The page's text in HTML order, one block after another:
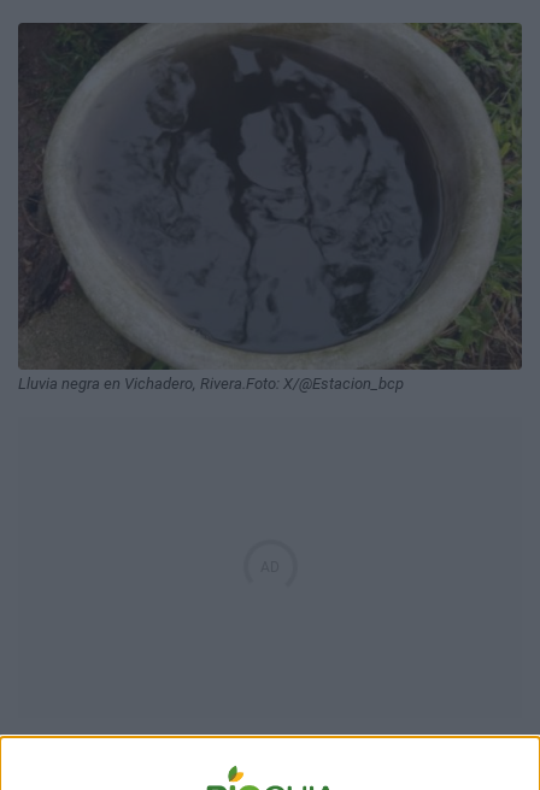
Lluvia negra en Vichadero, Rivera.Foto: X/@Estacion_bcp